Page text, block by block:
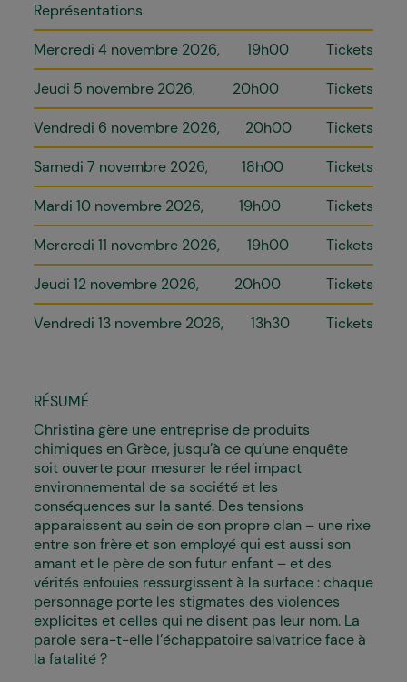
Représentations
Mercredi 4 novembre 2026 19h00 Tickets
Jeudi 5 novembre 2026 20h00 Tickets
Vendredi 6 novembre 2026 20h00 Tickets
Samedi 7 novembre 2026 18h00 Tickets
Mardi 10 novembre 2026 19h00 Tickets
Mercredi 11 novembre 2026 19h00 Tickets
Jeudi 12 novembre 2026 20h00 Tickets
Vendredi 13 novembre 2026 13h30 Tickets
RÉSUMÉ
Christina gère une entreprise de produits
chimiques en Grèce, jusqu’à ce qu’une enquête
soit ouverte pour mesurer le réel impact
environnemental de sa société et les
conséquences sur la santé. Des tensions
apparaissent au sein de son propre clan – une rixe
entre son frère et son employé qui est aussi son
amant et le père de son futur enfant – et des
vérités enfouies ressurgissent à la surface : chaque
personnage porte les stigmates des violences
explicites et celles qui ne disent pas leur nom. La
parole sera-t-elle l’échappatoire salvatrice face à
la fatalité ?